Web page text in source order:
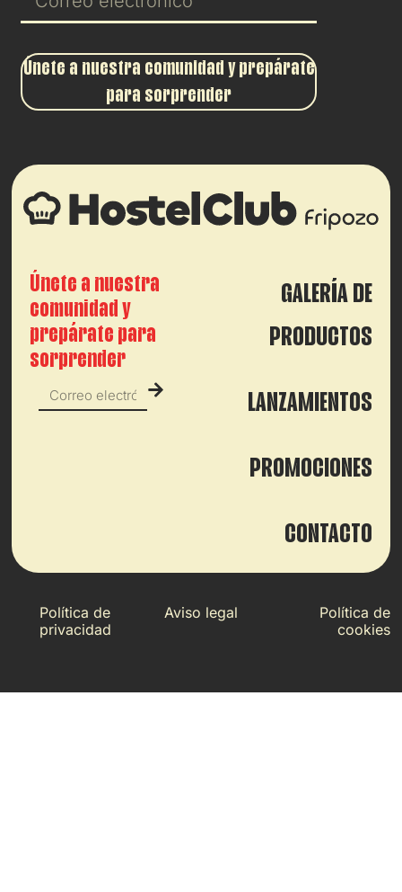
Únete a nuestra comunidad y prepárate
para sorprender
Únete a nuestra
comunidad y
prepárate para
sorprender
GALERÍA DE
PRODUCTOS
LANZAMIENTOS
PROMOCIONES
CONTACTO
Política de
privacidad
Aviso legal
Política de
cookies